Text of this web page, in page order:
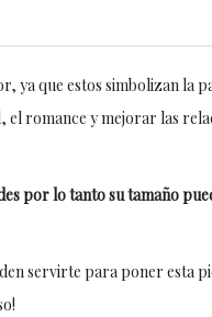
ya que estos simbolizan la
romance y mejorar las
por lo tanto su tamaño
servirte para poner esta